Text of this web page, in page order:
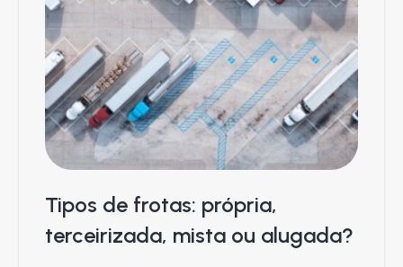
Tipos de frotas: própria,
terceirizada, mista ou alugada?